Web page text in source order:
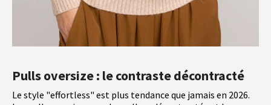
Pulls oversize : le contraste décontracté
Le style "effortless" est plus tendance que jamais en 2026.